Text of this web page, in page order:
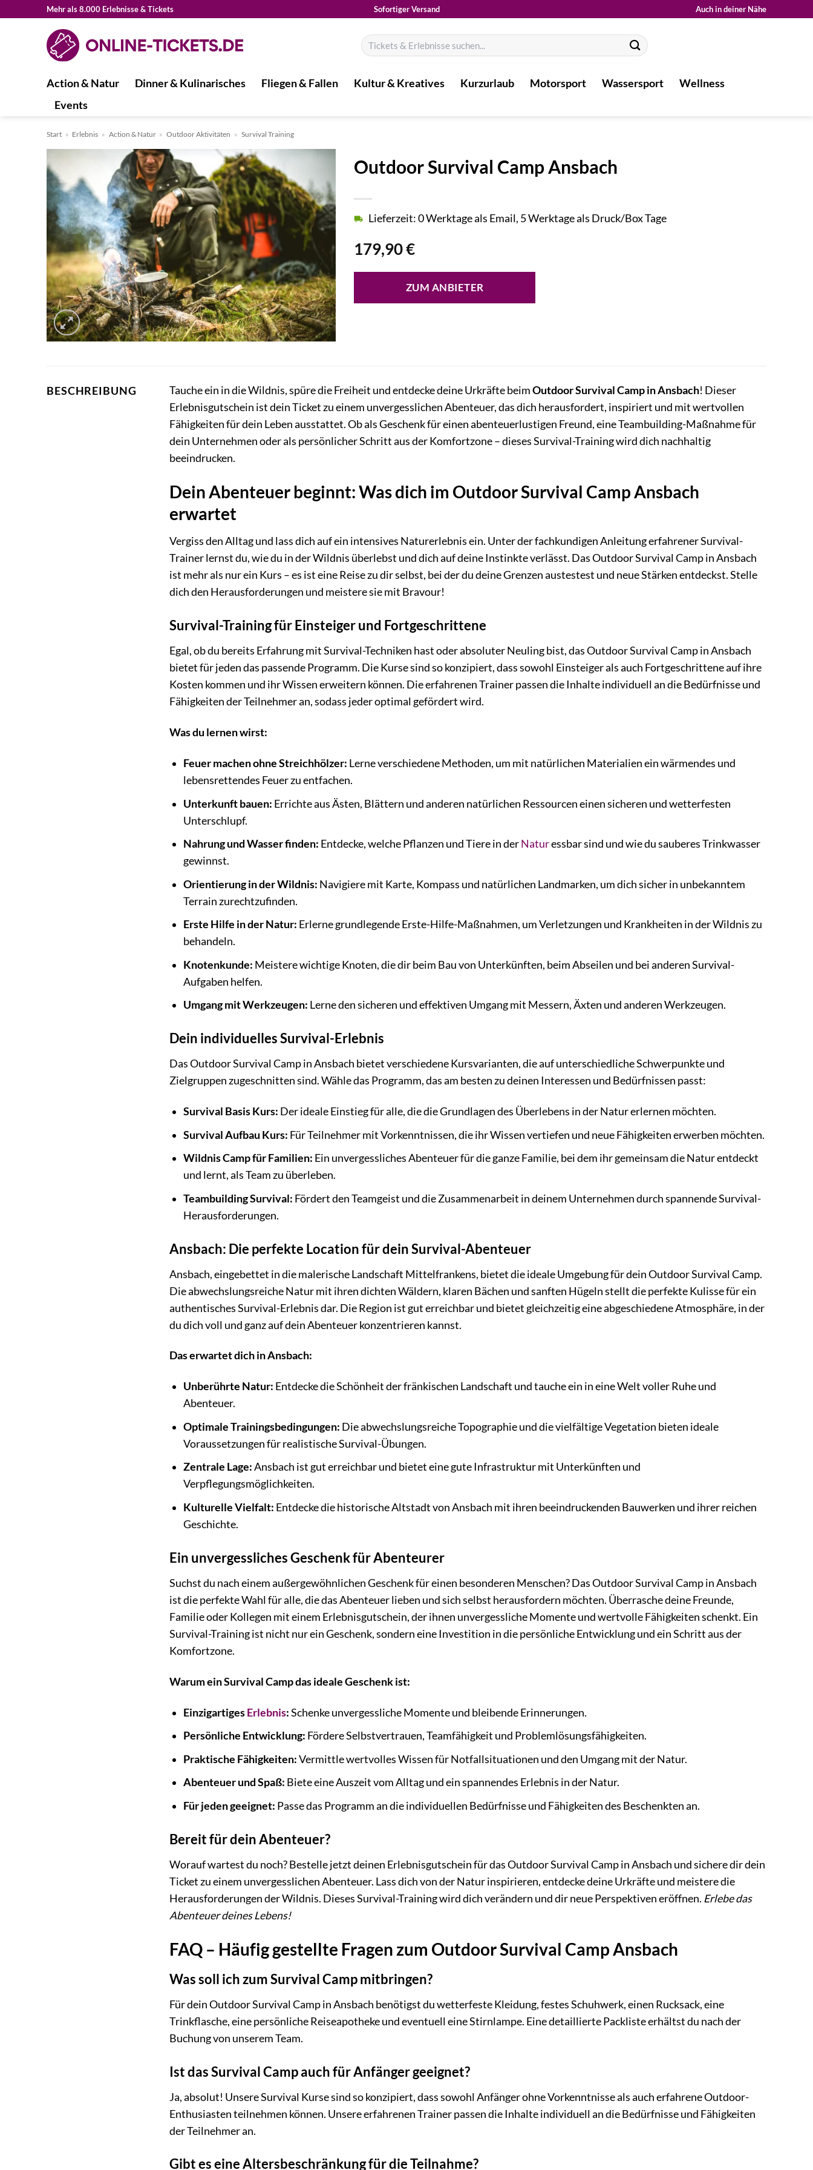
Mehr als 8.000 Erlebnisse & Tickets Sofortiger Versand Auch in deiner Nähe
Suchen
nach:
Action & Natur Dinner & Kulinarisches Fliegen & Fallen Kultur & Kreatives Kurzurlaub Motorsport Wassersport
Wellness
Events
Start » Erlebnis » Action & Natur » Outdoor Aktivitäten » Survival Training
Outdoor Survival Camp Ansbach
179,90€
Lieferzeit: 0 Werktage als Email, 5 Werktage als Druck/Box Tage
ZUM ANBIETER
BESCHREIBUNG Tauche ein in die Wildnis, spüre die Freiheit und entdecke deine Urkräfte beimOutdoor Survival Camp in Ansbach! Dieser
Erlebnisgutschein ist dein Ticket zu einem unvergesslichen Abenteuer, das dich herausfordert, inspiriert und mit wertvollen
Fähigkeiten für dein Leben ausstattet. Ob als Geschenk für einen abenteuerlustigen Freund, eine Teambuilding-Maßnahme für
dein Unternehmen oder als persönlicher Schritt aus der Komfortzone – dieses Survival-Training wird dich nachhaltig
beeindrucken.
Dein Abenteuer beginnt: Was dich im Outdoor Survival Camp Ansbach
erwartet
Vergiss den Alltag und lass dich auf ein intensives Naturerlebnis ein. Unter der fachkundigen Anleitung erfahrener Survival-
Trainer lernst du, wie du in der Wildnis überlebst und dich auf deine Instinkte verlässt. Das Outdoor Survival Camp in Ansbach
ist mehr als nur ein Kurs – es ist eine Reise zu dir selbst, bei der du deine Grenzen austestest und neue Stärken entdeckst. Stelle
dich den Herausforderungen und meistere sie mit Bravour!
Survival-Training für Einsteiger und Fortgeschrittene
Egal, ob du bereits Erfahrung mit Survival-Techniken hast oder absoluter Neuling bist, das Outdoor Survival Camp in Ansbach
bietet für jeden das passende Programm. Die Kurse sind so konzipiert, dass sowohl Einsteiger als auch Fortgeschrittene auf ihre
Kosten kommen und ihr Wissen erweitern können. Die erfahrenen Trainer passen die Inhalte individuell an die Bedürfnisse und
Fähigkeiten der Teilnehmer an, sodass jeder optimal gefördert wird.
Was du lernen wirst:
Feuer machen ohne Streichhölzer: Lerne verschiedene Methoden, um mit natürlichen Materialien ein wärmendes und
lebensrettendes Feuer zu entfachen.
Unterkunft bauen: Errichte aus Ästen, Blättern und anderen natürlichen Ressourcen einen sicheren und wetterfesten
Unterschlupf.
Nahrung und Wasser finden: Entdecke, welche Pflanzen und Tiere in derNaturessbar sind und wie du sauberes Trinkwasser
gewinnst.
Orientierung in der Wildnis: Navigiere mit Karte, Kompass und natürlichen Landmarken, um dich sicher in unbekanntem
Terrain zurechtzufinden.
Erste Hilfe in der Natur: Erlerne grundlegende Erste-Hilfe-Maßnahmen, um Verletzungen und Krankheiten in der Wildnis zu
behandeln.
Knotenkunde: Meistere wichtige Knoten, die dir beim Bau von Unterkünften, beim Abseilen und bei anderen Survival-
Aufgaben helfen.
Umgang mit Werkzeugen: Lerne den sicheren und effektiven Umgang mit Messern, Äxten und anderen Werkzeugen.
Dein individuelles Survival-Erlebnis
Das Outdoor Survival Camp in Ansbach bietet verschiedene Kursvarianten, die auf unterschiedliche Schwerpunkte und
Zielgruppen zugeschnitten sind. Wähle das Programm, das am besten zu deinen Interessen und Bedürfnissen passt:
Survival Basis Kurs: Der ideale Einstieg für alle, die die Grundlagen des Überlebens in der Natur erlernen möchten.
Survival Aufbau Kurs: Für Teilnehmer mit Vorkenntnissen, die ihr Wissen vertiefen und neue Fähigkeiten erwerben möchten.
Wildnis Camp für Familien: Ein unvergessliches Abenteuer für die ganze Familie, bei dem ihr gemeinsam die Natur entdeckt
und lernt, als Team zu überleben.
Teambuilding Survival: Fördert den Teamgeist und die Zusammenarbeit in deinem Unternehmen durch spannende Survival-
Herausforderungen.
Ansbach: Die perfekte Location für dein Survival-Abenteuer
Ansbach, eingebettet in die malerische Landschaft Mittelfrankens, bietet die ideale Umgebung für dein Outdoor Survival Camp.
Die abwechslungsreiche Natur mit ihren dichten Wäldern, klaren Bächen und sanften Hügeln stellt die perfekte Kulisse für ein
authentisches Survival-Erlebnis dar. Die Region ist gut erreichbar und bietet gleichzeitig eine abgeschiedene Atmosphäre, in der
du dich voll und ganz auf dein Abenteuer konzentrieren kannst.
Das erwartet dich in Ansbach:
Unberührte Natur: Entdecke die Schönheit der fränkischen Landschaft und tauche ein in eine Welt voller Ruhe und
Abenteuer.
Optimale Trainingsbedingungen: Die abwechslungsreiche Topographie und die vielfältige Vegetation bieten ideale
Voraussetzungen für realistische Survival-Übungen.
Zentrale Lage:Ansbach ist gut erreichbar und bietet eine gute Infrastruktur mit Unterkünften und
Verpflegungsmöglichkeiten.
Kulturelle Vielfalt: Entdecke die historische Altstadt von Ansbach mit ihren beeindruckenden Bauwerken und ihrer reichen
Geschichte.
Ein unvergessliches Geschenk für Abenteurer
Suchst du nach einem außergewöhnlichen Geschenk für einen besonderen Menschen? Das Outdoor Survival Camp in Ansbach
ist die perfekte Wahl für alle, die das Abenteuer lieben und sich selbst herausfordern möchten. Überrasche deine Freunde,
Familie oder Kollegen mit einem Erlebnisgutschein, der ihnen unvergessliche Momente und wertvolle Fähigkeiten schenkt. Ein
Survival-Training ist nicht nur ein Geschenk, sondern eine Investition in die persönliche Entwicklung und ein Schritt aus der
Komfortzone.
Warum ein Survival Camp das ideale Geschenk ist:
EinzigartigesErlebnis:Schenke unvergessliche Momente und bleibende Erinnerungen.
Persönliche Entwicklung: Fördere Selbstvertrauen, Teamfähigkeit und Problemlösungsfähigkeiten.
Praktische Fähigkeiten:Vermittle wertvolles Wissen für Notfallsituationen und den Umgang mit der Natur.
Abenteuer und Spaß: Biete eine Auszeit vom Alltag und ein spannendes Erlebnis in der Natur.
Für jeden geeignet: Passe das Programm an die individuellen Bedürfnisse und Fähigkeiten des Beschenkten an.
Bereit für dein Abenteuer?
Worauf wartest du noch? Bestelle jetzt deinen Erlebnisgutschein für das Outdoor Survival Camp in Ansbach und sichere dir dein
Ticket zu einem unvergesslichen Abenteuer. Lass dich von der Natur inspirieren, entdecke deine Urkräfte und meistere die
Herausforderungen der Wildnis. Dieses Survival-Training wird dich verändern und dir neue Perspektiven eröffnen. Erlebe das
Abenteuer deines Lebens!
FAQ – Häufig gestellte Fragen zum Outdoor Survival Camp Ansbach
Was soll ich zum Survival Camp mitbringen?
Für dein Outdoor Survival Camp in Ansbach benötigst du wetterfeste Kleidung, festes Schuhwerk, einen Rucksack, eine
Trinkflasche, eine persönliche Reiseapotheke und eventuell eine Stirnlampe. Eine detaillierte Packliste erhältst du nach der
Buchung von unserem Team.
Ist das Survival Camp auch für Anfänger geeignet?
Ja, absolut! Unsere Survival Kurse sind so konzipiert, dass sowohl Anfänger ohne Vorkenntnisse als auch erfahrene Outdoor-
Enthusiasten teilnehmen können. Unsere erfahrenen Trainer passen die Inhalte individuell an die Bedürfnisse und Fähigkeiten
der Teilnehmer an.
Gibt es eine Altersbeschränkung für die Teilnahme?